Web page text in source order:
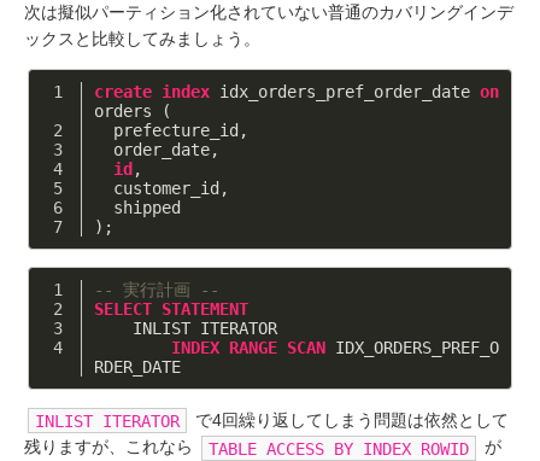
次は擬似パーティション化されていない普通のカバリングインデ
ックスと比較してみましょう。
create index idx_orders_pref_order_date on
orders (
  prefecture_id,
  order_date,
id ,
  customer_id,
  shipped
);
-- 実行計画 --
SELECT STATEMENT
    INLIST ITERATOR
INDEX RANGE SCAN IDX_ORDERS_PREF_O
RDER_DATE
INLIST ITERATOR
で4回繰り返してしまう問題は依然として
残りますが、これなら
TABLE ACCESS BY INDEX ROWID
が